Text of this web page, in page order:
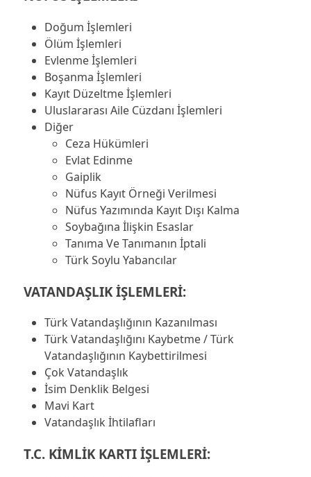
Doğum İşlemleri
Ölüm İşlemleri
Evlenme İşlemleri
Boşanma İşlemleri
Kayıt Düzeltme İşlemleri
Uluslararası Aile Cüzdanı İşlemleri
Diğer
Ceza Hükümleri
Evlat Edinme
Gaiplik
Nüfus Kayıt Örneği Verilmesi
Nüfus Yazımında Kayıt Dışı Kalma
Soybağına İlişkin Esaslar
Tanıma Ve Tanımanın İptali
Türk Soylu Yabancılar
VATANDAŞLIK İŞLEMLERİ:
Türk Vatandaşlığının Kazanılması
Türk Vatandaşlığını Kaybetme / Türk
Vatandaşlığının Kaybettirilmesi
Çok Vatandaşlık
İsim Denklik Belgesi
Mavi Kart
Vatandaşlık İhtilafları
T.C. KİMLİK KARTI İŞLEMLERİ: